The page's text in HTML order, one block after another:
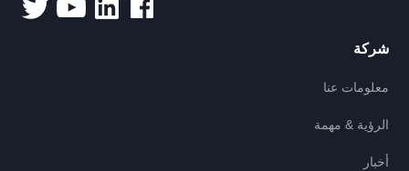
شركة
معلومات عنا
الرؤية & مهمة
أخبار